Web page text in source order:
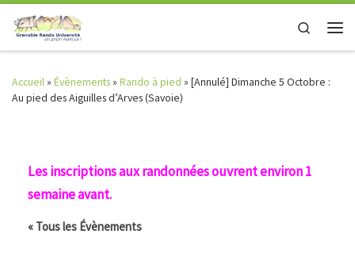
Skip to content
Search
Accueil» Évènements» Rando à pied » [Annulé] Dimanche 5 Octobre :
Au pied des Aiguilles d’Arves (Savoie)
Les inscriptions aux randonnées ouvrent environ 1
semaine avant.
« Tous les Évènements